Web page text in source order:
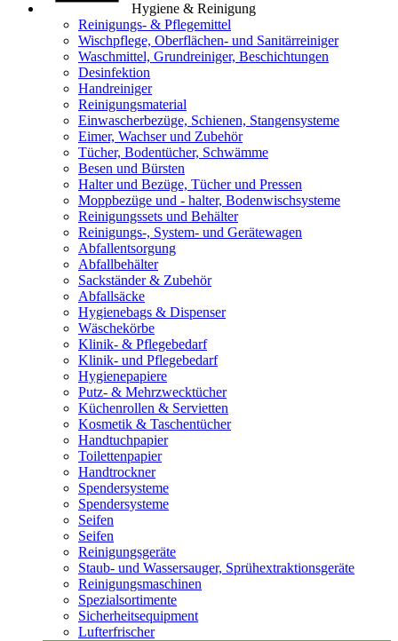
Hygiene & Reinigung
Reinigungs- & Pflegemittel
Wischpflege, Oberflächen- und Sanitärreiniger
Waschmittel, Grundreiniger, Beschichtungen
Desinfektion
Handreiniger
Reinigungsmaterial
Einwascherbezüge, Schienen, Stangensysteme
Eimer, Wachser und Zubehör
Tücher, Bodentücher, Schwämme
Besen und Bürsten
Halter und Bezüge, Tücher und Pressen
Moppbezüge und - halter, Bodenwischsysteme
Reinigungssets und Behälter
Reinigungs-, System- und Gerätewagen
Abfallentsorgung
Abfallbehälter
Sackständer & Zubehör
Abfallsäcke
Hygienebags & Dispenser
Wäschekörbe
Klinik- & Pflegebedarf
Klinik- und Pflegebedarf
Hygienepapiere
Putz- & Mehrzwecktücher
Küchenrollen & Servietten
Kosmetik & Taschentücher
Handtuchpapier
Toilettenpapier
Handtrockner
Spendersysteme
Spendersysteme
Seifen
Seifen
Reinigungsgeräte
Staub- und Wassersauger, Sprühextraktionsgeräte
Reinigungsmaschinen
Spezialsortimente
Sicherheitsequipment
Lufterfrischer